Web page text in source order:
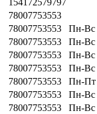
78007753553
78007753553
Пн-Вс
78007753553
Пн-Вс
78007753553
Пн-Вс
78007753553
Пн-Вс
78007753553
Пн-Пт
78007753553
Пн-Вс
78007753553
Пн-Вс